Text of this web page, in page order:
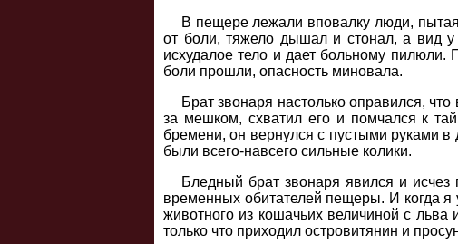
В пещере лежали вповалку люди,
от боли, тяжело дышал и стонал, а вид у
исхудалое тело и дает больному пилюли.
боли прошли, опасность миновала.
Брат звонаря настолько оправился,
за мешком, схватил его и помчался к
бремени, он вернулся с пустыми руками в
были всего-навсего сильные колики.
Бледный брат звонаря явился и исчез
временных обитателей пещеры. И когда я
животного из кошачьих величиной с
только что приходил островитянин и